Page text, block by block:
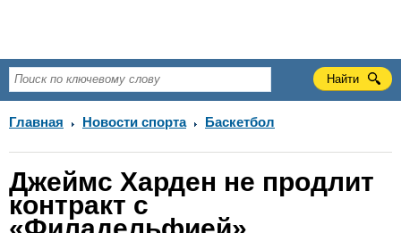
Главная Новости спорта Баскетбол
Джеймс Харден не продлит
контракт с